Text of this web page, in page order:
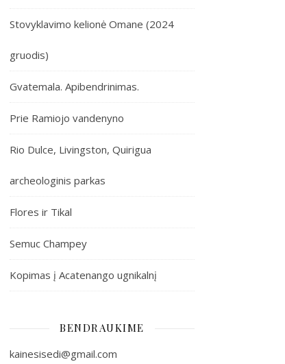
Stovyklavimo kelionė Omane (2024
gruodis)
Gvatemala. Apibendrinimas.
Prie Ramiojo vandenyno
Rio Dulce, Livingston, Quirigua
archeologinis parkas
Flores ir Tikal
Semuc Champey
Kopimas į Acatenango ugnikalnį
BENDRAUKIME
kainesisedi@gmail.com